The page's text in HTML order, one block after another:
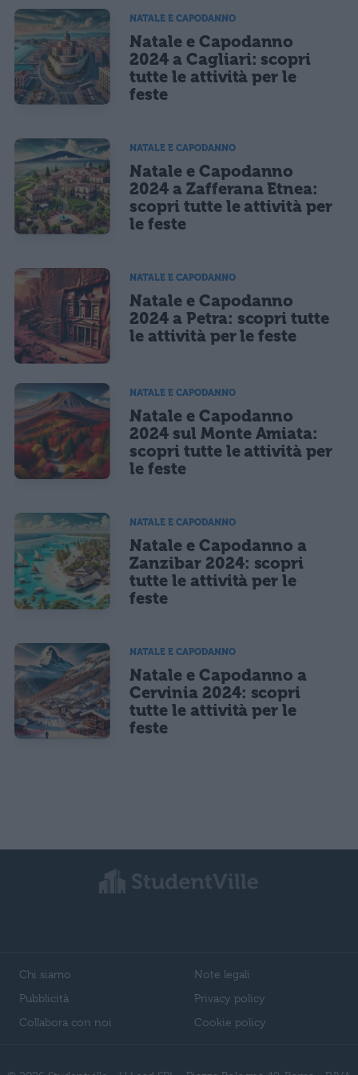
NATALE E CAPODANNO
Natale e Capodanno
2024 a Cagliari: scopri
tutte le attività per le
feste
NATALE E CAPODANNO
Natale e Capodanno
2024 a Zafferana Etnea:
scopri tutte le attività per
le feste
NATALE E CAPODANNO
Natale e Capodanno
2024 a Petra: scopri tutte
le attività per le feste
NATALE E CAPODANNO
Natale e Capodanno
2024 sul Monte Amiata:
scopri tutte le attività per
le feste
NATALE E CAPODANNO
Natale e Capodanno a
Zanzibar 2024: scopri
tutte le attività per le
feste
NATALE E CAPODANNO
Natale e Capodanno a
Cervinia 2024: scopri
tutte le attività per le
feste
Chi siamo
Pubblicità
Collabora con noi
Note legali
Privacy policy
Cookie policy